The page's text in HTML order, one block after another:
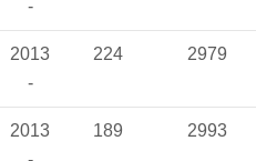
-
2013
-
224 2979
2013
189 2993